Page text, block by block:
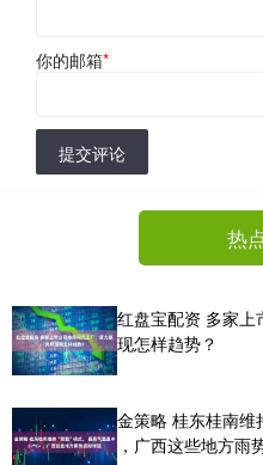
你的邮箱*
提交评论
热
红盘宝配资 多家上
现怎样趋势？
金策略 桂东桂南
，广西这些地方雨